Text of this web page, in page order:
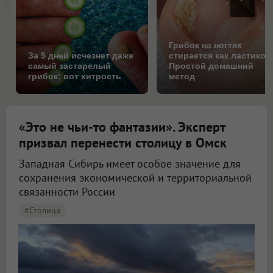
За 5 дней исчезнет даже
самый застарелый
грибок: вот хитрость
Грибок на ногтях
стирается как
Простой домашний
метод
«Это не чьи-то фантазии». Эксперт
призвал перенести столицу в Омск
Западная Сибирь имеет особое значение для
сохранения экономической и территориальной
связанности России
#столица